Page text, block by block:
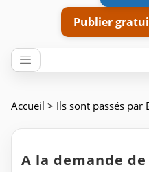
Publier
Accueil > Ils sont passés par
A la demande